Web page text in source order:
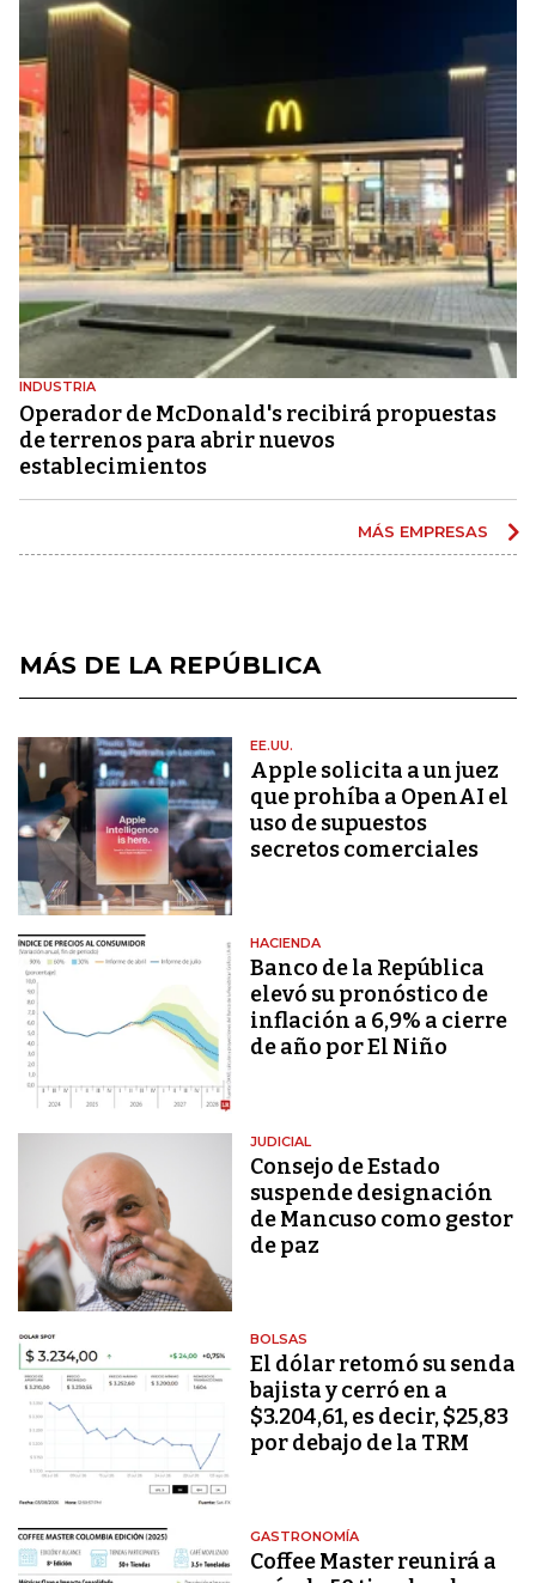
INDUSTRIA
Operador de McDonald's recibirá propuestas
de terrenos para abrir nuevos
establecimientos
MÁS EMPRESAS
MÁS DE LA REPÚBLICA
EE.UU.
Apple solicita a un juez
que prohíba a OpenAI el
uso de supuestos
secretos comerciales
HACIENDA
Banco de la República
elevó su pronóstico de
inflación a 6,9% a cierre
de año por El Niño
JUDICIAL
Consejo de Estado
suspende designación
de Mancuso como gestor
de paz
BOLSAS
El dólar retomó su senda
bajista y cerró en a
$3.204,61, es decir, $25,83
por debajo de la TRM
GASTRONOMÍA
Coffee Master reunirá a